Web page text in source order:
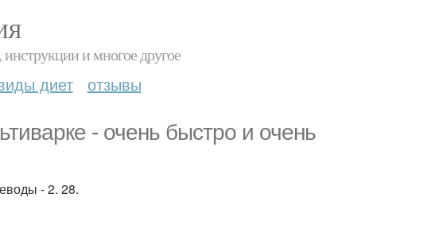
и многое другое
диет отзывы
- очень быстро и очень
- 2. 28.